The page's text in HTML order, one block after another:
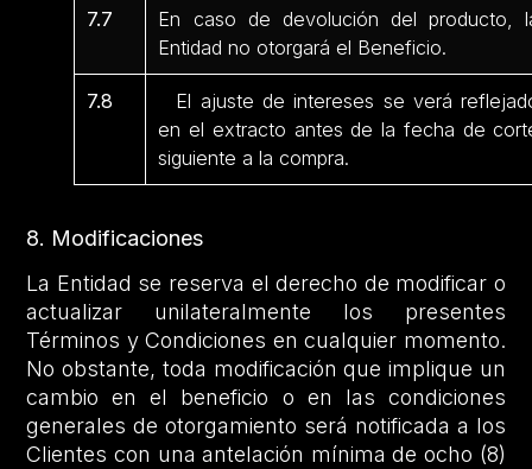
7.7
En caso de devolución del producto,
Entidad no otorgará el Beneficio.
7.8
El ajuste de intereses se verá
en el extracto antes de la fecha de
siguiente a la compra.
8. Modificaciones
La Entidad se reserva el derecho de modificar o
actualizar unilateralmente los presentes
Términos y Condiciones en cualquier momento.
No obstante, toda modificación que implique un
cambio en el beneficio o en las condiciones
generales de otorgamiento será notificada a los
Clientes con una antelación mínima de ocho (8)